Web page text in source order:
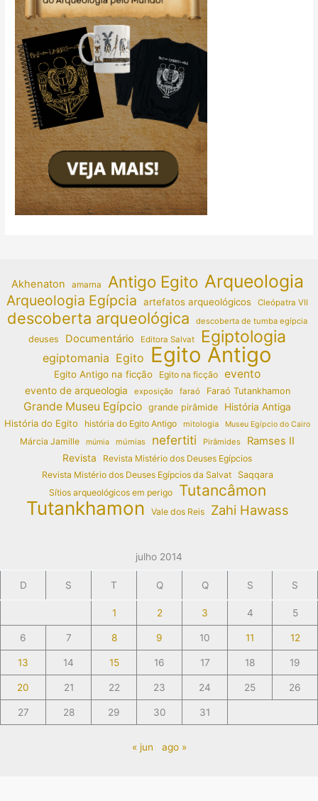
Akhenaton amarna Antigo Egito Arqueologia
Arqueologia Egípcia artefatos arqueológicos Cleópatra VII
descoberta arqueológica descoberta de tumba egípcia
deuses Documentário Editora Salvat Egiptologia
egiptomania Egito Egito Antigo
Egito Antigo na ficção Egito na ficção evento
evento de arqueologia exposição faraó Faraó Tutankhamon
Grande Museu Egípcio grande pirâmide
História Antiga
História do Egito
história do Egito Antigo mitologia Museu Egípcio do Cairo
Márcia Jamille múmia múmias nefertiti Pirâmides Ramses II
Revista
Revista Mistério dos Deuses Egípcios
Revista Mistério dos Deuses Egípcios da Salvat
Saqqara
Sítios arqueológicos em perigo
Tutancâmon
Tutankhamon Vale dos Reis Zahi Hawass
julho 2014
D S T Q Q S S
1 2 3 4 5
6 7 8 9 10 11 12
13 14 15 16 17 18 19
20 21 22 23 24 25 26
27 28 29 30 31
« jun ago »